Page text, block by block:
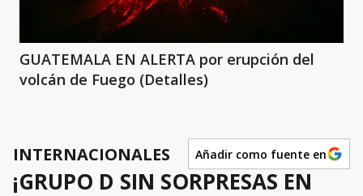
GUATEMALA EN ALERTA por erupción del
volcán de Fuego (Detalles)
INTERNACIONALES Añadir como fuente en
¡GRUPO D SIN SORPRESAS EN